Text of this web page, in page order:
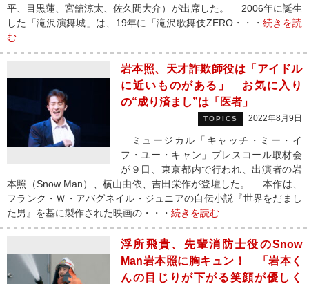
平、目黒蓮、宮舘涼太、佐久間大介）が出席した。 2006年に誕生
した「滝沢演舞城」は、19年に「滝沢歌舞伎ZERO・・・ 続きを読
む
岩本照、天才詐欺師役は「アイドル
に近いものがある」 お気に入り
の“成り済まし”は「医者」
TOPICS 2022年8月9日
ミュージカル「キャッチ・ミー・イ
フ・ユー・キャン」プレスコール取材会
が９日、東京都内で行われ、出演者の岩
本照（Snow Man）、横山由依、吉田栄作が登壇した。 本作は、
フランク・Ｗ・アバグネイル・ジュニアの自伝小説『世界をだまし
た男』を基に製作された映画の・・・ 続きを読む
浮所飛貴、先輩消防士役のSnow
Man岩本照に胸キュン！ 「岩本く
んの目じりが下がる笑顔が優しく